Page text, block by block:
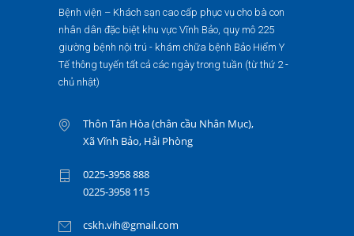
Bệnh viện – Khách sạn cao cấp phục vụ cho bà con
nhân dân đặc biệt khu vực Vĩnh Bảo, quy mô 225
giường bệnh nội trú - khám chữa bệnh Bảo Hiểm Y
Tế thông tuyến tất cả các ngày trong tuần (từ thứ 2 -
chủ nhật)
Thôn Tân Hòa (chân cầu Nhân Mục),
Xã Vĩnh Bảo, Hải Phòng
0225-3958 888
0225-3958 115
cskh.vih@gmail.com